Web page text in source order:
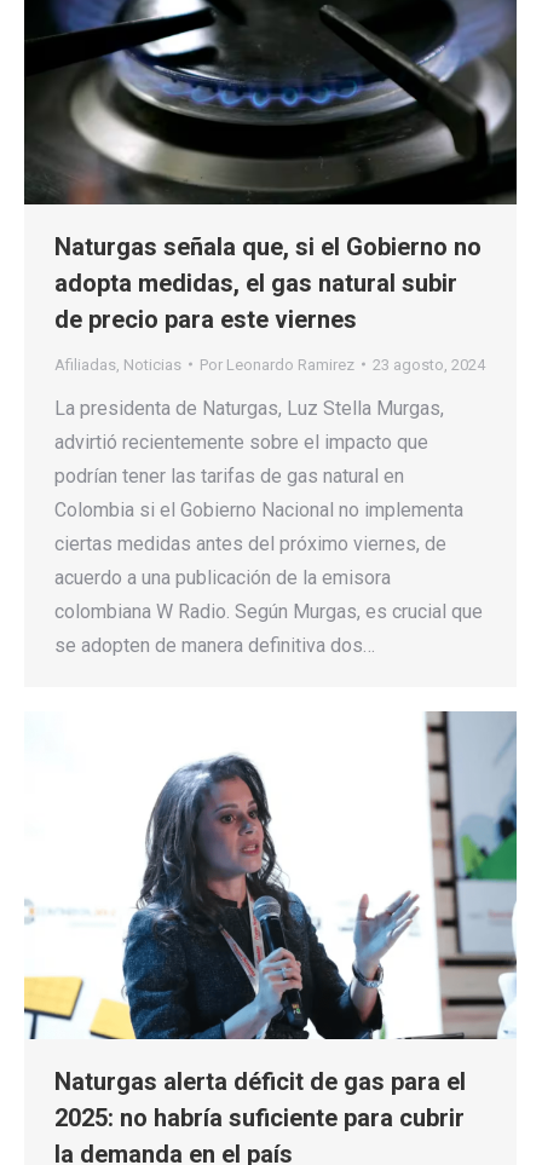
Naturgas señala que, si el Gobierno no
adopta medidas, el gas natural subir
de precio para este viernes
Afiliadas Noticias Por Leonardo Ramirez 23 agosto, 2024
La presidenta de Naturgas, Luz Stella Murgas,
advirtió recientemente sobre el impacto que
podrían tener las tarifas de gas natural en
Colombia si el Gobierno Nacional no implementa
ciertas medidas antes del próximo viernes, de
acuerdo a una publicación de la emisora
colombiana W Radio. Según Murgas, es crucial que
se adopten de manera definitiva dos…
Naturgas alerta déficit de gas para el
2025: no habría suficiente para cubrir
la demanda en el país